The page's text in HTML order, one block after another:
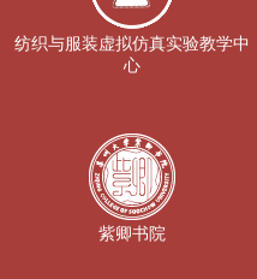
纺织与服装虚拟仿真实验教学中
心
紫卿书院